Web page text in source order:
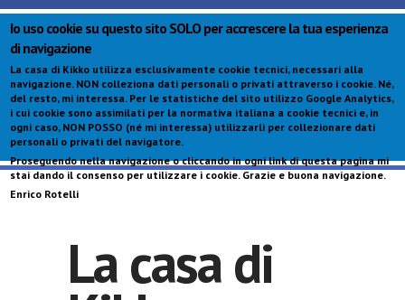
Io uso cookie su questo sito SOLO per accrescere la tua esperienza
di navigazione
La casa di Kikko utilizza esclusivamente cookie tecnici, necessari alla
navigazione. NON colleziona dati personali o privati attraverso i cookie. Né,
del resto, mi interessa. Per le statistiche del sito utilizzo Google Analytics,
i cui cookie sono assimilati per la normativa italiana a cookie tecnici e, in
ogni caso, NON POSSO (né mi interessa) utilizzarli per collezionare dati
personali o privati del navigatore.
Proseguendo nella navigazione o cliccando in ogni link di questa pagina mi
stai dando il consenso per utilizzare i cookie. Grazie e buona navigazione.
Enrico Rotelli
La casa di